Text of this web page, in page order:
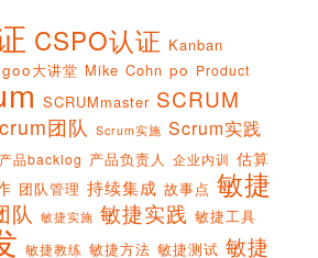
CSPO认证 Kanban
大讲堂 Mike Cohn po Product
SCRUMmaster SCRUM
团队 Scrum实施 Scrum实践
产品backlog 产品负责人 企业内训 估算
团队管理 持续集成 故事点 敏捷
队 敏捷实施 敏捷实践 敏捷工具
敏捷教练 敏捷方法 敏捷测试 敏捷